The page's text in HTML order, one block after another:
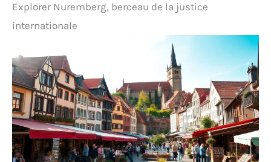
Explorer Nuremberg, berceau de la justice
internationale